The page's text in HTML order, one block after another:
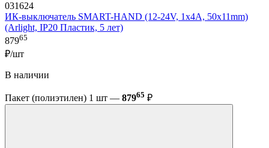
031624
ИК-выключатель SMART-HAND (12-24V, 1х4А, 50x11mm)
(Arlight, IP20 Пластик, 5 лет)
87965
₽/шт
В наличии
Пакет (полиэтилен) 1 шт — 87965 ₽